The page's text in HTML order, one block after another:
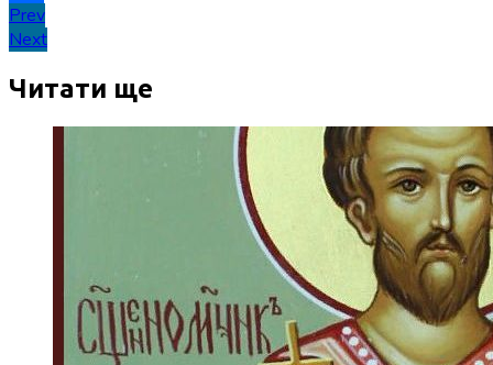
Поділитися
Навігація
записів
Prev
Next
Читати ще